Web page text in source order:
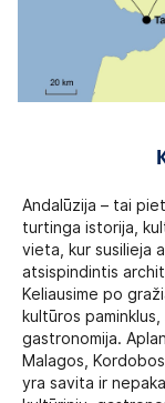
Andalūzija – tai
turtinga istorija,
vieta, kur susilieja
atsispindintis
Keliausime po
kultūros
gastronomija.
Malagos,
yra savita ir